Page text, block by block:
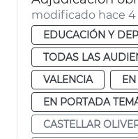
modificado hace 4
EDUCACIÓN Y
TODAS LAS
VALENCIA
EN PORTADA
CASTELLAR